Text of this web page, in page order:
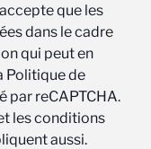
que les
dans le cadre
qui peut en
Politique de
par reCAPTCHA.
les conditions
aussi.